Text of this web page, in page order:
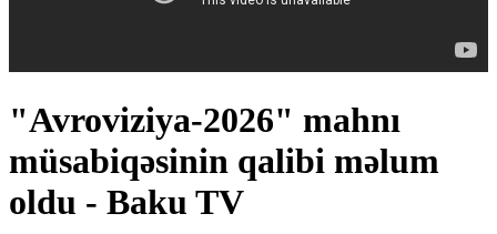
"Avroviziya-2026" mahnı
müsabiqəsinin qalibi məlum
oldu - Baku TV